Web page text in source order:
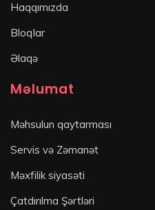
Haqqımızda
Bloqlar
Əlaqə
Məlumat
Məhsulun qaytarması
Servis və Zəmanət
Məxfilik siyasəti
Çatdırılma Şərtləri